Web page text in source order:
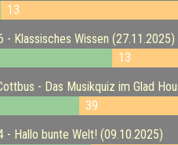
13
- Klassisches Wissen (27.11.2025)
13
- Das Musikquiz im Glad
39
- Hallo bunte Welt! (09.10.2025)